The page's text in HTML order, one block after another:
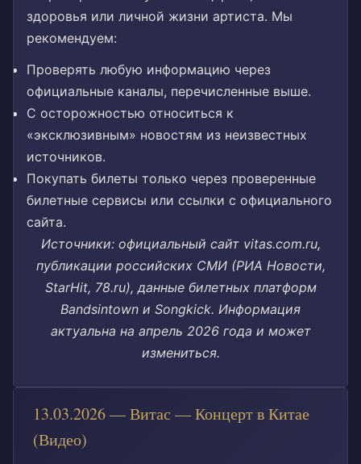
здоровья или личной жизни артиста. Мы
рекомендуем:
Проверять любую информацию через
официальные каналы, перечисленные выше.
С осторожностью относиться к
«эксклюзивным» новостям из неизвестных
источников.
Покупать билеты только через проверенные
билетные сервисы или ссылки с официального
сайта.
Источники: официальный сайт vitas.com.ru,
публикации российских СМИ (РИА Новости,
StarHit, 78.ru), данные билетных платформ
Bandsintown и Songkick. Информация
актуальна на апрель 2026 года и может
измениться.
13.03.2026 — Витас — Концерт в Китае
(Видео)